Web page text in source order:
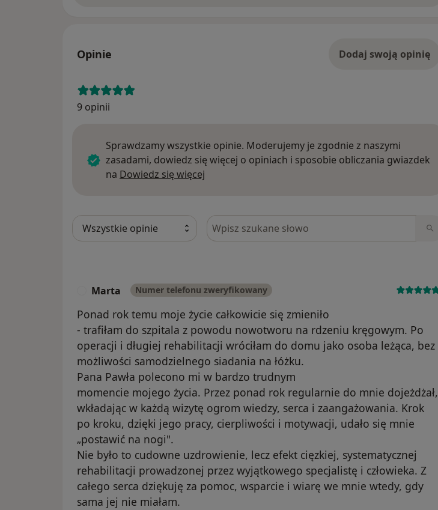
Opinie Dodaj swoją opinię
9 opinii
Sprawdzamy wszystkie opinie. Moderujemy je zgodnie z naszymi
zasadami, dowiedz się więcej o opiniach i sposobie obliczania gwiazdek
na Dowiedz się więcej
Szukaj w opiniach
Marta Numer telefonu zweryfikowany
Ponad rok temu moje życie całkowicie się zmieniło
- trafiłam do szpitala z powodu nowotworu na rdzeniu kręgowym. Po
operacji i długiej rehabilitacji wróciłam do domu jako osoba leżąca, bez
możliwości samodzielnego siadania na łóżku.
Pana Pawła polecono mi w bardzo trudnym
momencie mojego życia. Przez ponad rok regularnie do mnie dojeżdżał,
wkładając w każdą wizytę ogrom wiedzy, serca i zaangażowania. Krok
po kroku, dzięki jego pracy, cierpliwości i motywacji, udało się mnie
„postawić na nogi".
Nie było to cudowne uzdrowienie, lecz efekt cięzkiej, systematycznej
rehabilitacji prowadzonej przez wyjątkowego specjalistę i człowieka. Z
całego serca dziękuję za pomoc, wsparcie i wiarę we mnie wtedy, gdy
sama jej nie miałam.